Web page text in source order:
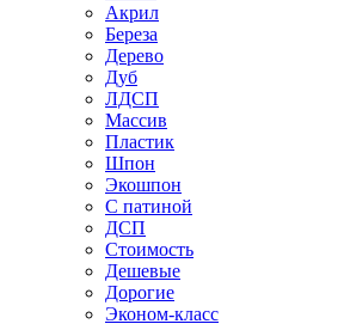
Акрил
Береза
Дерево
Дуб
ЛДСП
Массив
Пластик
Шпон
Экошпон
С патиной
ДСП
Стоимость
Дешевые
Дорогие
Эконом-класс